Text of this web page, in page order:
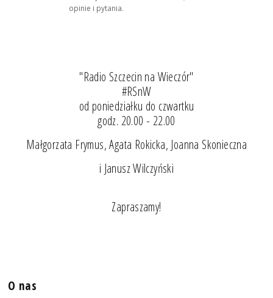
opinie i pytania.
"Radio Szczecin na Wieczór"
#RSnW
od poniedziałku do czwartku
godz. 20.00 - 22.00
Małgorzata Frymus, Agata Rokicka, Joanna Skonieczna
i Janusz Wilczyński
Zapraszamy!
O nas